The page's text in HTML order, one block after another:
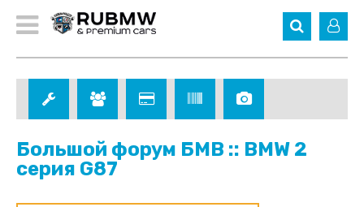
Большой форум БМВ :: BMW 2
серия G87